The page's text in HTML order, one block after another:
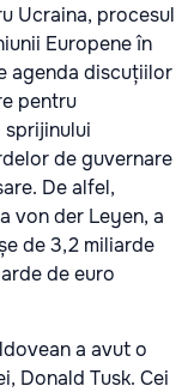
Ucraina, procesul
Europene în
agenda discuțiilor
pentru
de guvernare
De alfel,
von der Leyen, a
de 3,2 miliarde
de euro
a avut o
Donald Tusk. Cei